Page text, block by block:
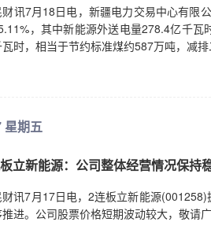
财讯7月18日电，新疆电力交易中心有限
，其中新能源外送电量278.4亿千
时，相当于节约标准煤约587万吨，减
星期五
立新能源：公司整体经营情况保持
财讯7月17日电，2连板立新能源
进。公司股票价格短期波动较大，敬请